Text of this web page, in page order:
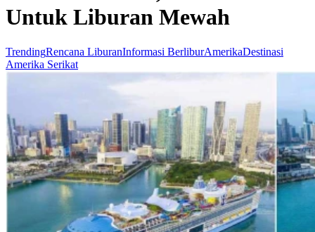
Untuk Liburan Mewah
TrendingRencana LiburanInformasi BerliburAmerikaDestinasi
Amerika Serikat